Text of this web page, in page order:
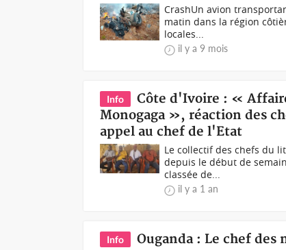
CrashUn avion
matin dans la région
locales...
il y a 9 mois
Info
Côte d'Ivoire : «
Monogaga », réaction des
appel au chef de l'Etat
Le collectif des chefs du
depuis le début de
classée de...
il y a 1 an
Info Ouganda : Le chef